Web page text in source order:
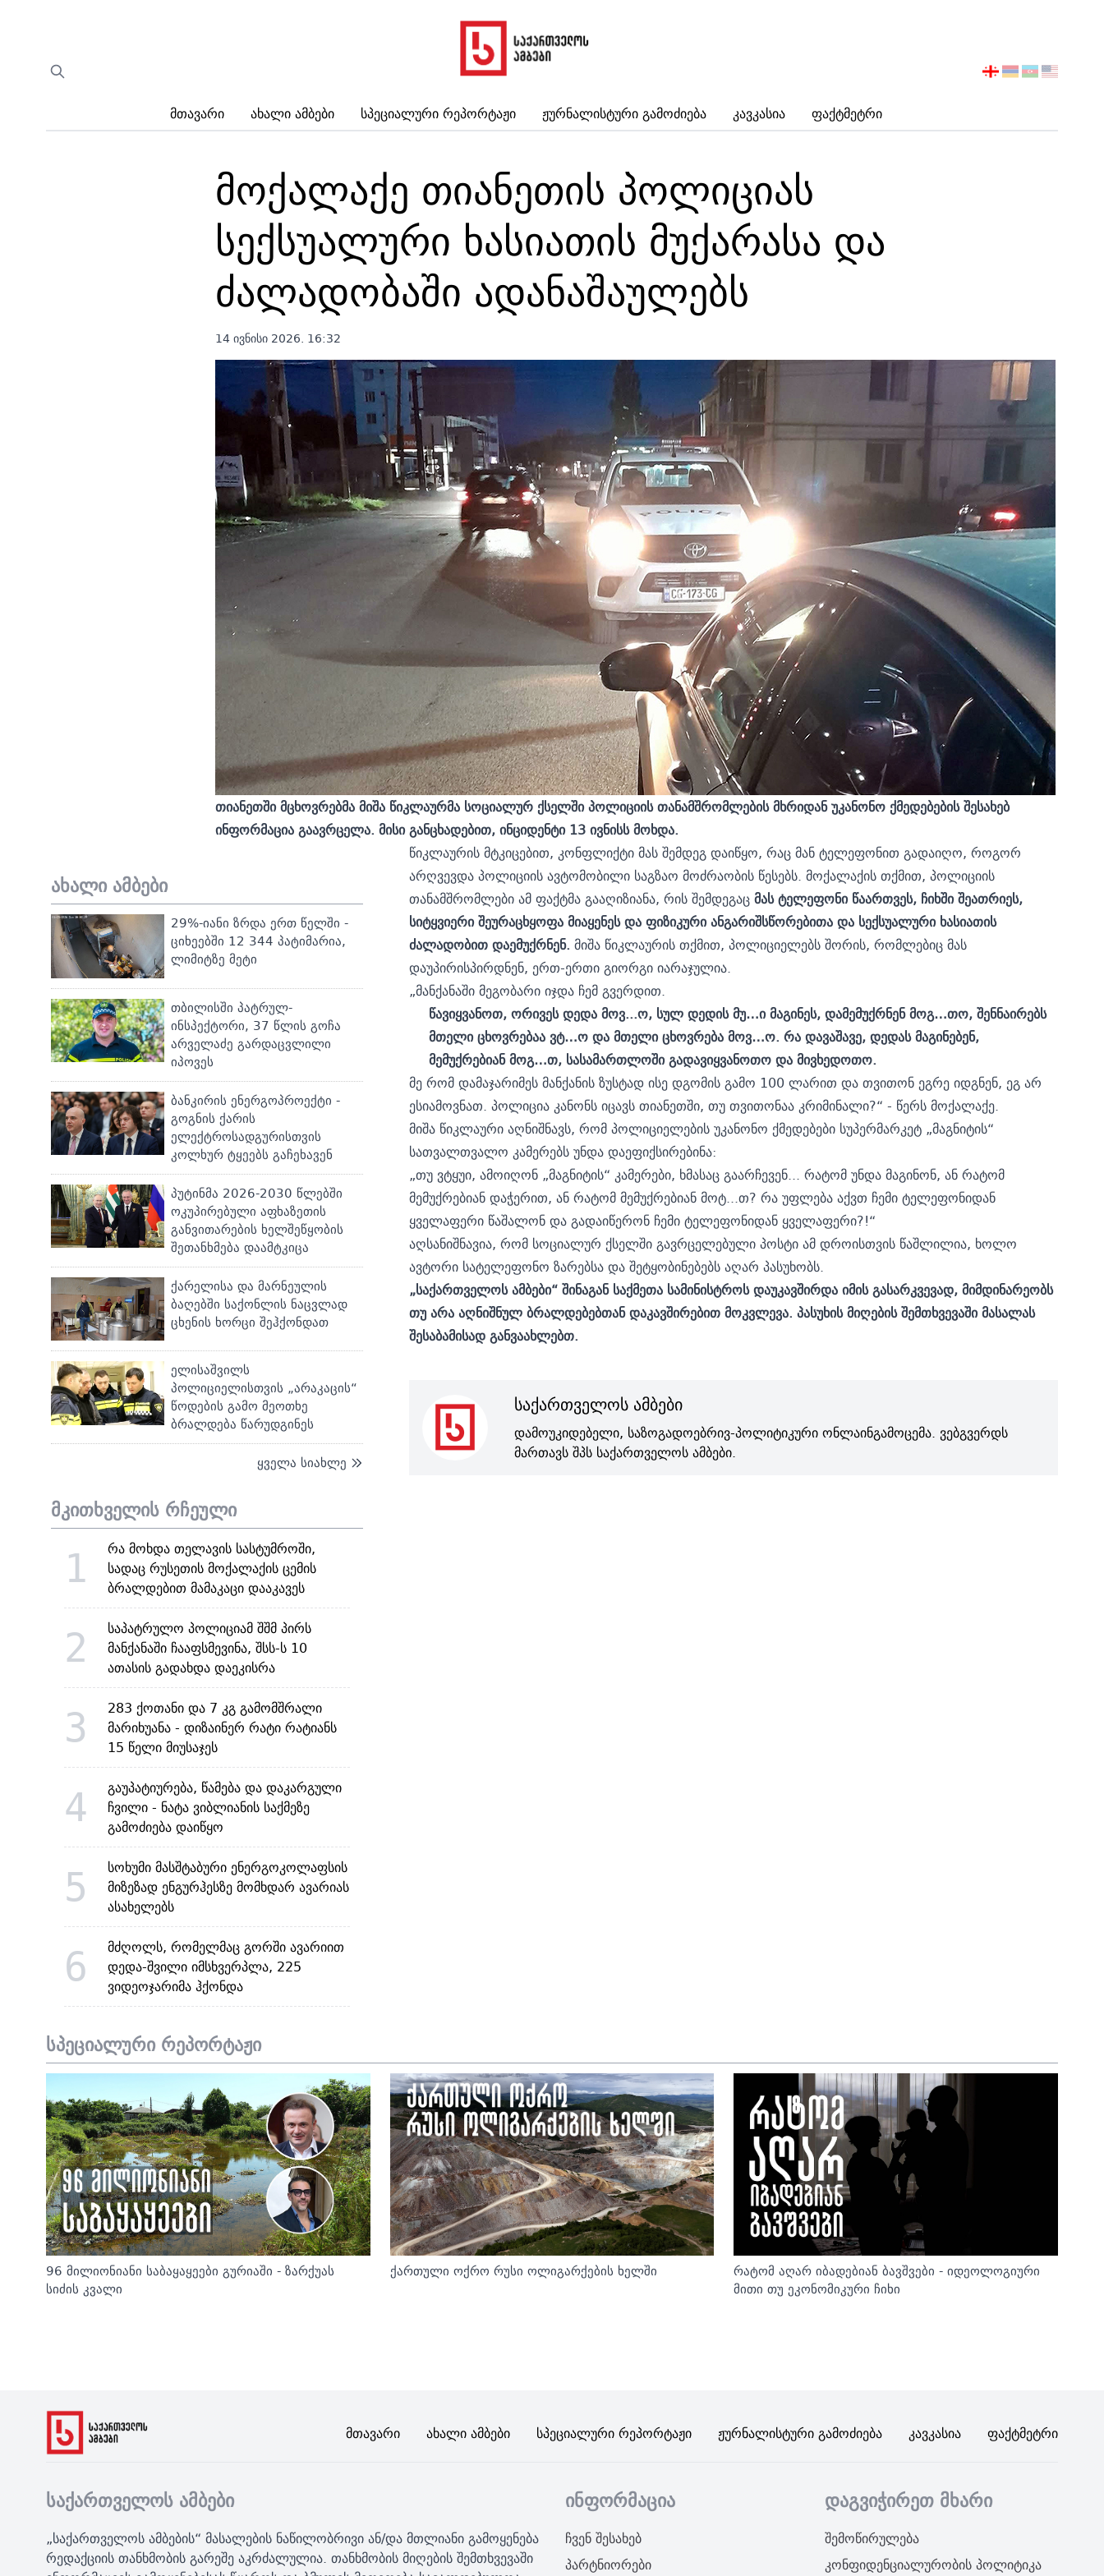
Მთავარი Ახალი Ამბები Სპეციალური Რეპორტაჟი Ჟურნალისტური Გამოძიება Კავკასია Ფაქტმეტრი
აირჩიეთ
მოქალაქე თიანეთის პოლიციას
სექსუალური ხასიათის მუქარასა და
ძალადობაში ადანაშაულებს
14 ივნისი 2026. 16:32
თიანეთში მცხოვრებმა მიშა წიკლაურმა სოციალურ ქსელში პოლიციის თანამშრომლების მხრიდან უკანონო ქმედებების შესახებ
ინფორმაცია გაავრცელა. მისი განცხადებით, ინციდენტი 13 ივნისს მოხდა.
ახალი ამბები
29%-იანი ზრდა ერთ წელში -
ციხეებში 12 344 პატიმარია,
ლიმიტზე მეტი
თბილისში პატრულ-
ინსპექტორი, 37 წლის გოჩა
არველაძე გარდაცვლილი
იპოვეს
ბანკირის ენერგოპროექტი -
გოგნის ქარის
ელექტროსადგურისთვის
კოლხურ ტყეებს გაჩეხავენ
პუტინმა 2026-2030 წლებში
ოკუპირებული აფხაზეთის
განვითარების ხელშეწყობის
შეთანხმება დაამტკიცა
ქარელისა და მარნეულის
ბაღებში საქონლის ნაცვლად
ცხენის ხორცი შეჰქონდათ
ელისაშვილს
პოლიციელისთვის „არაკაცის“
წოდების გამო მეოთხე
ბრალდება წარუდგინეს
ყველა სიახლე
მკითხველის რჩეული
1
რა მოხდა თელავის სასტუმროში,
სადაც რუსეთის მოქალაქის ცემის
ბრალდებით მამაკაცი დააკავეს
2
საპატრულო პოლიციამ შშმ პირს
მანქანაში ჩააფსმევინა, შსს-ს 10
ათასის გადახდა დაეკისრა
3
283 ქოთანი და 7 კგ გამომშრალი
მარიხუანა - დიზაინერ რატი რატიანს
15 წელი მიუსაჯეს
4
გაუპატიურება, წამება და დაკარგული
ჩვილი - ნატა ვიბლიანის საქმეზე
გამოძიება დაიწყო
5
სოხუმი მასშტაბური ენერგოკოლაფსის
მიზეზად ენგურჰესზე მომხდარ ავარიას
ასახელებს
6
მძღოლს, რომელმაც გორში ავარიით
დედა-შვილი იმსხვერპლა, 225
ვიდეოჯარიმა ჰქონდა
წიკლაურის მტკიცებით, კონფლიქტი მას შემდეგ დაიწყო, რაც მან ტელეფონით გადაიღო, როგორ
არღვევდა პოლიციის ავტომობილი საგზაო მოძრაობის წესებს. მოქალაქის თქმით, პოლიციის
თანამშრომლები ამ ფაქტმა გააღიზიანა, რის შემდეგაცმას ტელეფონი წაართვეს, ჩიხში შეათრიეს,
სიტყვიერი შეურაცხყოფა მიაყენეს და ფიზიკური ანგარიშსწორებითა და სექსუალური ხასიათის
ძალადობით დაემუქრნენ. მიშა წიკლაურის თქმით, პოლიციელებს შორის, რომლებიც მას
დაუპირისპირდნენ, ერთ-ერთი გიორგი იარაჯულია.
„მანქანაში მეგობარი იჯდა ჩემ გვერდით.
წავიყვანოთ, ორივეს დედა მოვ...ო, სულ დედის მუ…ი მაგინეს, დამემუქრნენ მოგ…თო, შენნაირებს
მთელი ცხოვრებაა ვტ…ო და მთელი ცხოვრება მოვ…ო. რა დავაშავე, დედას მაგინებენ,
მემუქრებიან მოგ…თ, სასამართლოში გადავიყვანოთო და მივხედოთო.
მე რომ დამაჯარიმეს მანქანის ზუსტად ისე დგომის გამო 100 ლარით და თვითონ ეგრე იდგნენ, ეგ არ
ესიამოვნათ. პოლიცია კანონს იცავს თიანეთში, თუ თვითონაა კრიმინალი?“ - წერს მოქალაქე.
მიშა წიკლაური აღნიშნავს, რომ პოლიციელების უკანონო ქმედებები სუპერმარკეტ „მაგნიტის“
სათვალთვალო კამერებს უნდა დაეფიქსირებინა:
„თუ ვტყუი, ამოიღონ „მაგნიტის“ კამერები, ხმასაც გაარჩევენ... რატომ უნდა მაგინონ, ან რატომ
მემუქრებიან დაჭერით, ან რატომ მემუქრებიან მოტ...თ? რა უფლება აქვთ ჩემი ტელეფონიდან
ყველაფერი წაშალონ და გადაიწერონ ჩემი ტელეფონიდან ყველაფერი?!“
აღსანიშნავია, რომ სოციალურ ქსელში გავრცელებული პოსტი ამ დროისთვის წაშლილია, ხოლო
ავტორი სატელეფონო ზარებსა და შეტყობინებებს აღარ პასუხობს.
„საქართველოს ამბები“ შინაგან საქმეთა სამინისტროს დაუკავშირდა იმის გასარკვევად, მიმდინარეობს
თუ არა აღნიშნულ ბრალდებებთან დაკავშირებით მოკვლევა. პასუხის მიღების შემთხვევაში მასალას
შესაბამისად განვაახლებთ.
საქართველოს ამბები
დამოუკიდებელი, საზოგადოებრივ-პოლიტიკური ონლაინგამოცემა. ვებგვერდს
მართავს შპს საქართველოს ამბები.
სპეციალური რეპორტაჟი
96 მილიონიანი საბაყაყეები გურიაში - ზარქუას
სიძის კვალი
ქართული ოქრო რუსი ოლიგარქების ხელში
რატომ აღარ იბადებიან ბავშვები - იდეოლოგიური
მითი თუ ეკონომიკური ჩიხი
Მთავარი Ახალი Ამბები Სპეციალური Რეპორტაჟი Ჟურნალისტური Გამოძიება Კავკასია Ფაქტმეტრი
საქართველოს ამბები
„საქართველოს ამბების“ მასალების ნაწილობრივი ან/და მთლიანი გამოყენება
რედაქციის თანხმობის გარეშე აკრძალულია. თანხმობის მიღების შემთხვევაში
ინფორმაცია
ჩვენ შესახებ
პარტნიორები
დაგვიჭირეთ მხარი
შემოწირულება
კონფიდენციალურობის პოლიტიკა